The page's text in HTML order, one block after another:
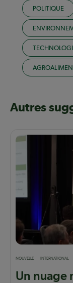
POLITIQUE
Autres
NOUVELLE INTERNATIONAL
Un nuage